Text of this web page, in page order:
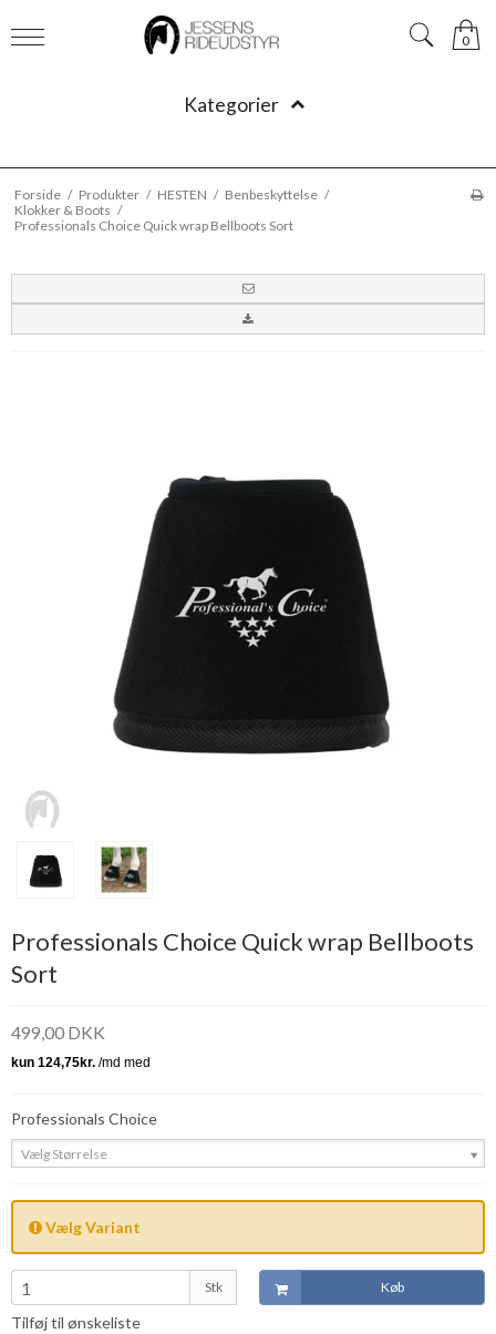
0
Kategorier
Forside / Produkter / HESTEN / Benbeskyttelse /
Klokker & Boots /
Professionals Choice Quick wrap Bellboots Sort
Professionals Choice Quick wrap Bellboots
Sort
499,00 DKK
Professionals Choice
Vælg Størrelse
Vælg Variant
Stk Køb
Tilføj til ønskeliste